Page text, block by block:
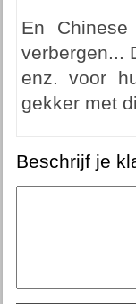
En
verbergen...
enz. voor
gekker met
Beschrijf je